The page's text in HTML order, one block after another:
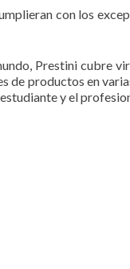
con los
Prestini cubre
de productos en
y el